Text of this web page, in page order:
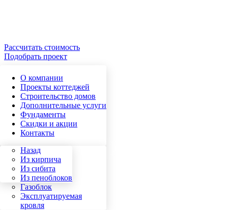
О компании
Проекты коттеджей
Назад
Кирпич
Сибит
Пеноблок
Газоблок
Эксплуатируемая
кровля
Строительство домов
Назад
Из кирпича
Из сибита
Из пеноблоков
Дополнительные услуги
Фундаменты
Скидки и акции
Контакты
Рассчитать стоимость
Подобрать проект